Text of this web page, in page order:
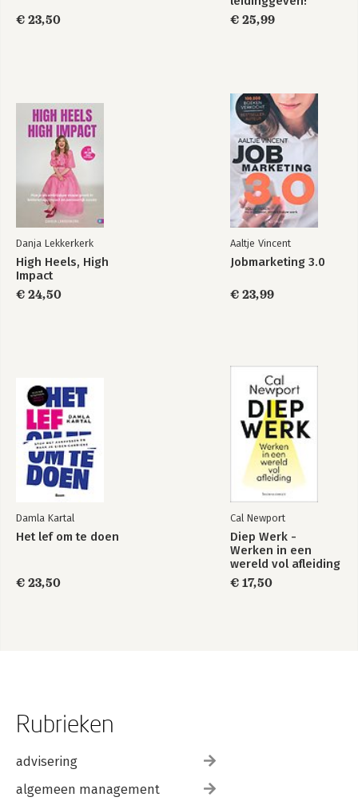
€ 23,50
€ 25,99
Danja Lekkerkerk
High Heels, High
Impact
€ 24,50
Aaltje Vincent
Jobmarketing 3.0
€ 23,99
Damla Kartal
Het lef om te doen
€ 23,50
Cal Newport
Diep Werk -
Werken in een
wereld vol afleiding
€ 17,50
Rubrieken
advisering
algemeen management